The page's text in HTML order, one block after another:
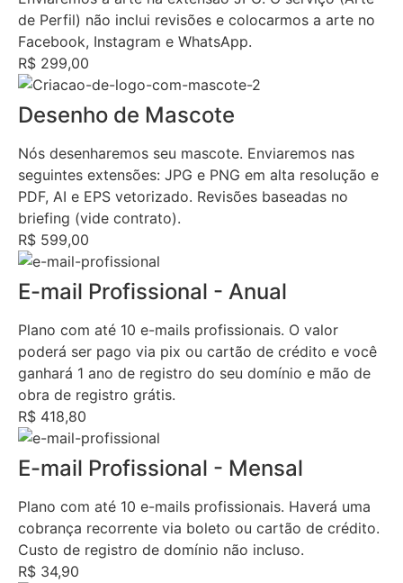
de Perfil) não inclui revisões e colocarmos a arte no
Facebook, Instagram e WhatsApp.
R$ 299,00
Desenho de Mascote
Nós desenharemos seu mascote. Enviaremos nas
seguintes extensões: JPG e PNG em alta resolução e
PDF, AI e EPS vetorizado. Revisões baseadas no
briefing (vide contrato).
R$ 599,00
E-mail Profissional - Anual
Plano com até 10 e-mails profissionais. O valor
poderá ser pago via pix ou cartão de crédito e você
ganhará 1 ano de registro do seu domínio e mão de
obra de registro grátis.
R$ 418,80
E-mail Profissional - Mensal
Plano com até 10 e-mails profissionais. Haverá uma
cobrança recorrente via boleto ou cartão de crédito.
Custo de registro de domínio não incluso.
R$ 34,90